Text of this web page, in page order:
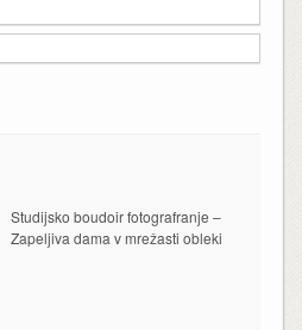
Studijsko boudoir fotografranje –
Zapeljiva dama v mrežasti obleki